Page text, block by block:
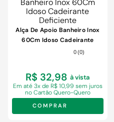
Alça De Apoio Banheiro Inox
60Cm Idoso Cadeirante
0 (0)
R$ 32,98 à vista
Em até 3x de R$ 10,99 sem juros
no Cartão Quero-Quero
COMPRAR